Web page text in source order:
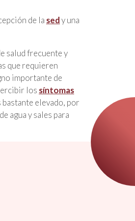
de la sedy una
salud frecuente y
que requieren
importante de
los síntomas
bastante elevado, por
agua y sales para